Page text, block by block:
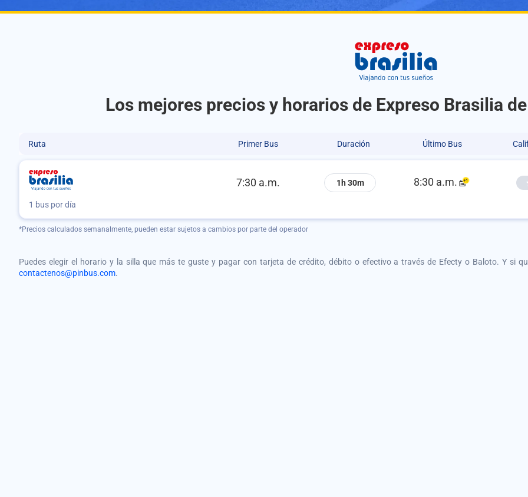
Los mejores precios y horarios de Expreso Brasilia
Ruta Primer Bus Duración Último Bus
7:30 a.m. 1h 30m 8:30 a.m.
1 bus por día
*Precios calculados semanalmente, pueden estar sujetos a cambios por parte del operador
Puedes elegir el horario y la silla que más te guste y pagar con tarjeta de crédito, débito o efectivo a través de Efecty o Baloto. Y si
contactenos@pinbus.com.